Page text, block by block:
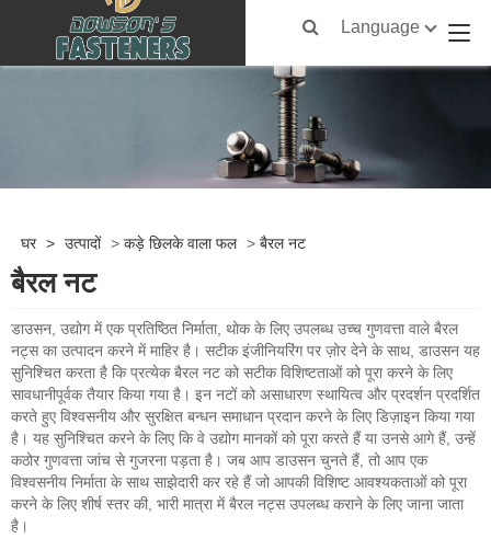
Language
घर > उत्पादों > कड़े छिलके वाला फल > बैरल नट
बैरल नट
डाउसन, उद्योग में एक प्रतिष्ठित निर्माता, थोक के लिए उपलब्ध उच्च गुणवत्ता वाले बैरल
नट्स का उत्पादन करने में माहिर है। सटीक इंजीनियरिंग पर ज़ोर देने के साथ, डाउसन यह
सुनिश्चित करता है कि प्रत्येक बैरल नट को सटीक विशिष्टताओं को पूरा करने के लिए
सावधानीपूर्वक तैयार किया गया है। इन नटों को असाधारण स्थायित्व और प्रदर्शन प्रदर्शित
करते हुए विश्वसनीय और सुरक्षित बन्धन समाधान प्रदान करने के लिए डिज़ाइन किया गया
है। यह सुनिश्चित करने के लिए कि वे उद्योग मानकों को पूरा करते हैं या उनसे आगे हैं, उन्हें
कठोर गुणवत्ता जांच से गुजरना पड़ता है। जब आप डाउसन चुनते हैं, तो आप एक
विश्वसनीय निर्माता के साथ साझेदारी कर रहे हैं जो आपकी विशिष्ट आवश्यकताओं को पूरा
करने के लिए शीर्ष स्तर की, भारी मात्रा में बैरल नट्स उपलब्ध कराने के लिए जाना जाता
है।